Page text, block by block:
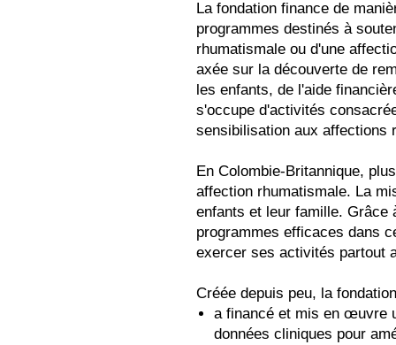
La fondation finance de
programmes destinés à
rhumatismale ou d'une
axée sur la découverte de
les enfants, de l'aide
s'occupe d'activités
sensibilisation aux affections
En Colombie-Britannique,
affection rhumatismale. La
enfants et leur famille.
programmes efficaces dans
exercer ses activités partout
Créée depuis peu, la
a financé et mis en œuvre
données cliniques pour